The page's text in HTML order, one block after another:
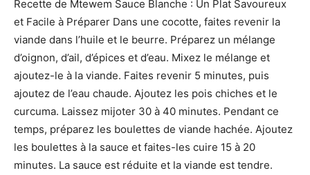
Recette de Mtewem Sauce Blanche : Un Plat Savoureux
et Facile à Préparer Dans une cocotte, faites revenir la
viande dans l’huile et le beurre. Préparez un mélange
d’oignon, d’ail, d’épices et d’eau. Mixez le mélange et
ajoutez-le à la viande. Faites revenir 5 minutes, puis
ajoutez de l’eau chaude. Ajoutez les pois chiches et le
curcuma. Laissez mijoter 30 à 40 minutes. Pendant ce
temps, préparez les boulettes de viande hachée. Ajoutez
les boulettes à la sauce et faites-les cuire 15 à 20
minutes. La sauce est réduite et la viande est tendre.